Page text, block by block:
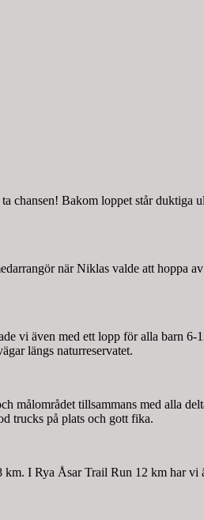
chansen! Bakom loppet står
när Niklas valde att hoppa
vi även med ett lopp för alla barn
längs naturreservatet.
tillsammans med alla
trucks på plats och gott fika.
I Rya Åsar Trail Run 12 km har